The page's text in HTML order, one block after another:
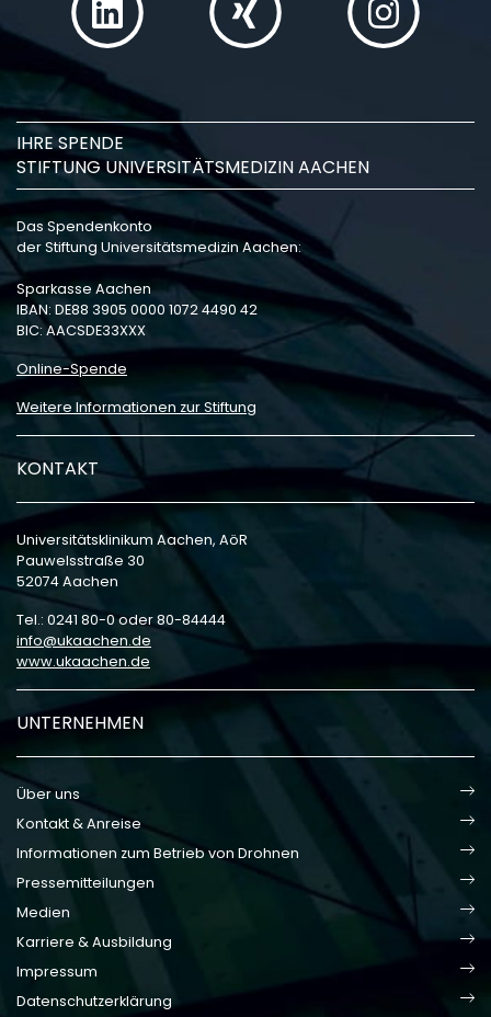
IHRE SPENDE
STIFTUNG UNIVERSITÄTSMEDIZIN AACHEN
Das Spendenkonto
der Stiftung Universitätsmedizin Aachen:
Sparkasse Aachen
IBAN: DE88 3905 0000 1072 4490 42
BIC: AACSDE33XXX
Online-Spende
Weitere Informationen zur Stiftung
KONTAKT
Universitätsklinikum Aachen, AöR
Pauwelsstraße 30
52074 Aachen
Tel.: 0241 80-0 oder 80-84444
info
ukaachen de
www.ukaachen.de
UNTERNEHMEN
Über uns
Kontakt & Anreise
Informationen zum Betrieb von Drohnen
Pressemitteilungen
Medien
Karriere & Ausbildung
Impressum
Datenschutzerklärung